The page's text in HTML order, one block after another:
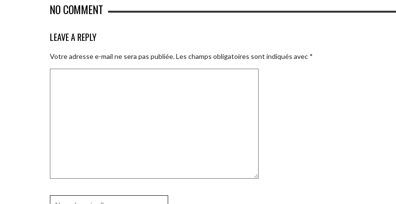
NO COMMENT
LEAVE A REPLY
Votre adresse e-mail ne sera pas publiée.Les champs obligatoires sont indiqués avec *